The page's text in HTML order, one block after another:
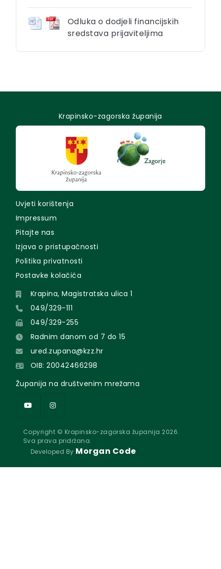
Odluka o dodjeli financijskih
sredstava prijaviteljima
Krapinsko-zagorska županija
Uvjeti korištenja
Impressum
Pitajte nas
Izjava o pristupačnosti
Politika privatnosti
Postavke kolačića
Krapina, Magistratska ulica 1
049/329-111
049/329-255
Radnim danom od 7 do 15
ured.zupana@kzz.hr
OIB: 20042466298
Županija na društvenim mrežama
Copyright © Krapinsko-zagorska županija 2026.
Sva prava pridržana.
Developed By Morgan Code